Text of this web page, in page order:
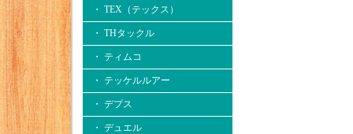
・ TEX（テックス）
・ THタックル
・ ティムコ
・ テッケルルアー
・ デプス
・ デュエル